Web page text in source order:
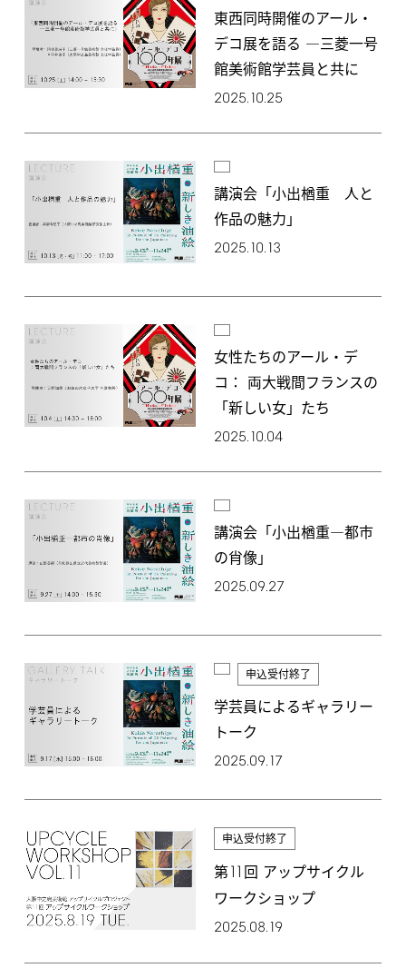
東西同時開催のアール・
デコ展を語る ―三菱一号
館美術館学芸員と共に
2025.10.25
講演会「小出楢󠄀重 人と
作品の魅力」
2025.10.13
女性たちのアール・デ
コ： 両大戦間フランスの
「新しい女」たち
2025.10.04
講演会「小出楢󠄀重―都市
の肖像」
2025.09.27
申込受付終了
学芸員によるギャラリー
トーク
2025.09.17
申込受付終了
第11 回 アップサイクル
ワークショップ
2025.08.19